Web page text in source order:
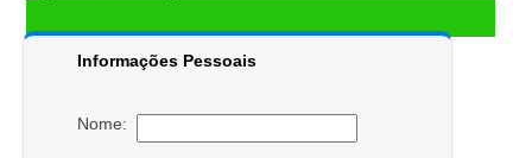
Informações Pessoais
Nome: